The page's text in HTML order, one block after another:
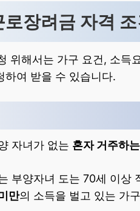
장려금 자격 조
위해서는 가구 요건, 소득
하여 받을 수 있습니다.
자녀가 없는 혼자 거주하
부양자녀 도는 70세 이상
만의 소득을 벌고 있는 가